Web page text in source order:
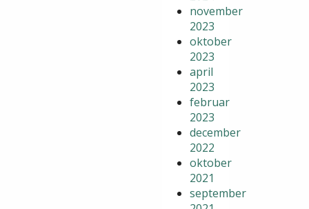
november
2023
oktober
2023
april
2023
februar
2023
december
2022
oktober
2021
september